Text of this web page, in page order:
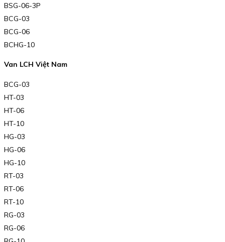
BSG-06-3P
BCG-03
BCG-06
BCHG-10
Van LCH Việt Nam
BCG-03
HT-03
HT-06
HT-10
HG-03
HG-06
HG-10
RT-03
RT-06
RT-10
RG-03
RG-06